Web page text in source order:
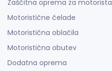
Zaščitna oprema za motorista
Motoristične čelade
Motoristična oblačila
Motoristična obutev
Dodatna oprema